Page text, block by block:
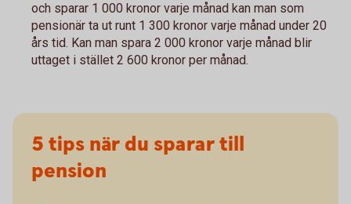
och sparar 1 000 kronor varje månad kan man som
pensionär ta ut runt 1 300 kronor varje månad under 20
års tid. Kan man spara 2 000 kronor varje månad blir
uttaget i stället 2 600 kronor per månad.
5 tips när du sparar till
pension